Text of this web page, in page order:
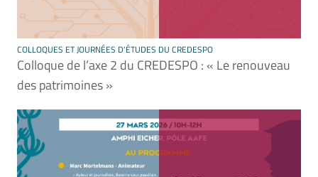
COLLOQUES ET JOURNÉES D'ÉTUDES DU CREDESPO
Colloque de l’axe 2 du CREDESPO : « Le renouveau
des patrimoines »